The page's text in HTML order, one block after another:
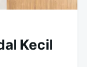
Kecil